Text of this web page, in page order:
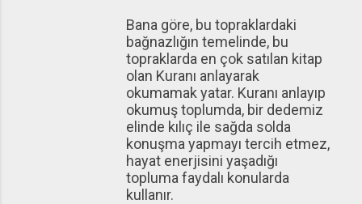
Bana göre, bu topraklardaki
bağnazlığın temelinde, bu
topraklarda en çok satılan kitap
olan Kuranı anlayarak
okumamak yatar. Kuranı anlayıp
okumuş toplumda, bir dedemiz
elinde kılıç ile sağda solda
konuşma yapmayı tercih etmez,
hayat enerjisini yaşadığı
topluma faydalı konularda
kullanır.